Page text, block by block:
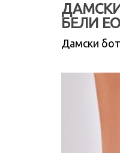
БЕЛИ
Дамски